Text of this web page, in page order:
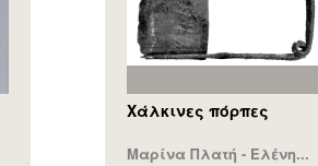
Χάλκινες πόρπες
Μαρίνα Πλατή - Ελένη...